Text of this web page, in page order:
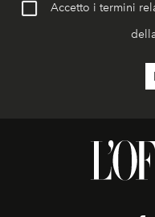
Accetto i termini